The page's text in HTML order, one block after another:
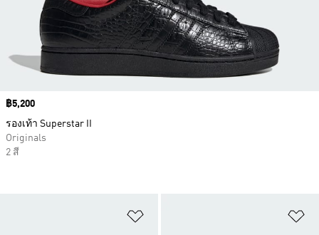
Price
฿5,200
รองเท้า Superstar II
Originals
2 สี